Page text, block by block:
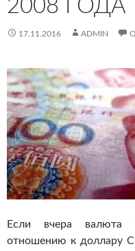
2008 ГОДА
17.11.2016 ADMIN
Если вчера валюта
отношению к доллару